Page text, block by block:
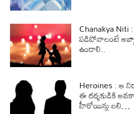
Chanakya
పడిపోవాలంటే
ఉండాలి..
Heroines : ఆ
ఈ దర్శకుడికి
హీరోయిన్లు బలి…